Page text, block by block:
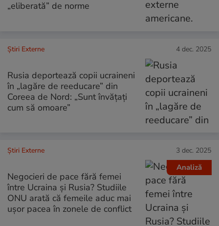
„eliberată” de norme
Știri Externe 4 dec. 2025
Rusia deportează copii ucraineni
în „lagăre de reeducare” din
Coreea de Nord: „Sunt învățați
cum să omoare”
Analiză
Știri Externe 3 dec. 2025
Negocieri de pace fără femei
între Ucraina și Rusia? Studiile
ONU arată că femeile aduc mai
ușor pacea în zonele de conflict